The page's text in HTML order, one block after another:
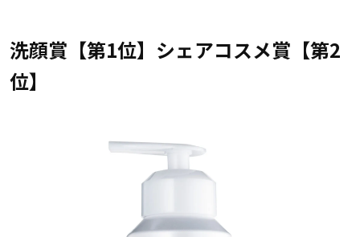
洗顔賞【第1位】シェアコスメ賞【第2
位】